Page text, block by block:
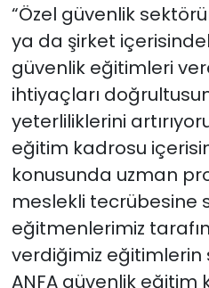
“Özel güvenlik
ya da şirket
güvenlik eğitimleri
ihtiyaçları
yeterliliklerini
eğitim kadrosu
konusunda uzman
meslekli tecrübesine
eğitmenlerimiz
verdiğimiz
ANFA güvenlik eğitim